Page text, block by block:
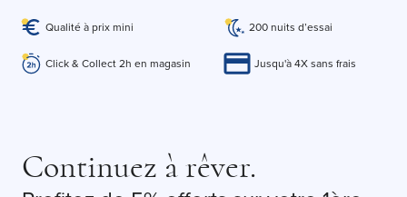
Qualité à prix mini 200 nuits d’essai
Click & Collect 2h en magasin Jusqu'à 4X sans frais
Continuez à rêver.